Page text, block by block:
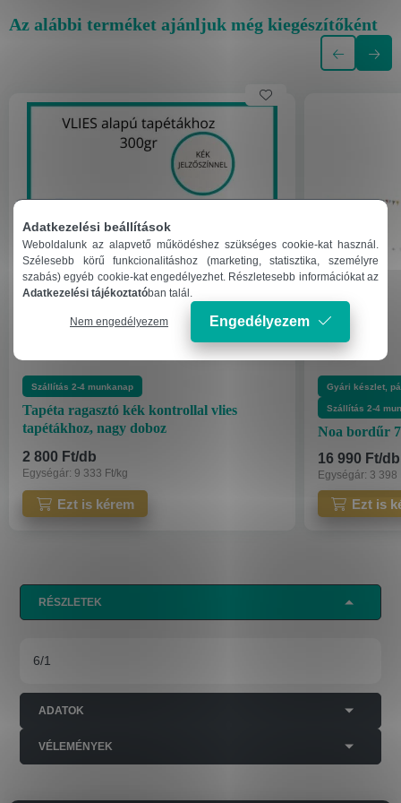
Az alábbi terméket ajánljuk még kiegészítőként
Szállítás 2-4 munkanap
Tapéta ragasztó kék kontrollal vlies
tapétákhoz, nagy doboz
2 800 Ft/db
Egységár: 9 333 Ft/kg
Gyári készlet,
Szállítás 2-4
Noa bordűr
16 990 Ft/db
Egységár: 3 398
RÉSZLETEK
6/1
ADATOK
VÉLEMÉNYEK
Adatkezelési beállítások
Weboldalunk az alapvető működéshez szükséges cookie-kat használ.
Szélesebb körű funkcionalitáshoz (marketing, statisztika, személyre
szabás) egyéb cookie-kat engedélyezhet. Részletesebb információkat az
Adatkezelési tájékoztatóban talál.
Nem engedélyezem Engedélyezem